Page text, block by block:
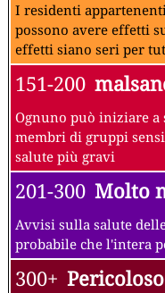
I residenti
possono avere effetti
effetti siano seri per
151-200
Ognuno può iniziare
membri di gruppi
salute più gravi
201-300 Molto
Avvisi sulla salute
probabile che l'intera
300+ Pericoloso